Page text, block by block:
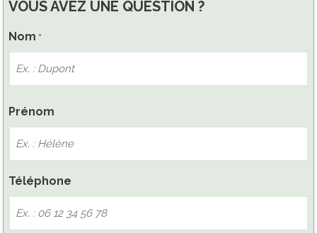
VOUS AVEZ UNE QUESTION ?
Nom *
Prénom
Téléphone